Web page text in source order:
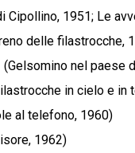
Cipollino, 1951; Le
delle filastrocche,
nel paese
in cielo e in
al telefono, 1960)
1962)